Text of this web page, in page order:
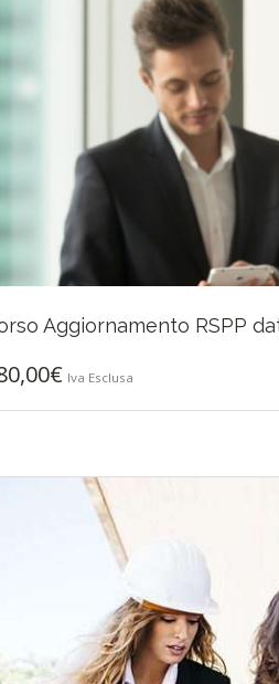
Aggiornamento RSPP
€ Iva Esclusa
280,00